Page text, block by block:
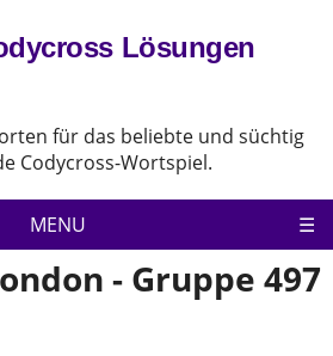
Lösungen
für das beliebte und süchtig
Codycross-Wortspiel.
MENU
Codycross
Bestimmungen
- Gruppe 497